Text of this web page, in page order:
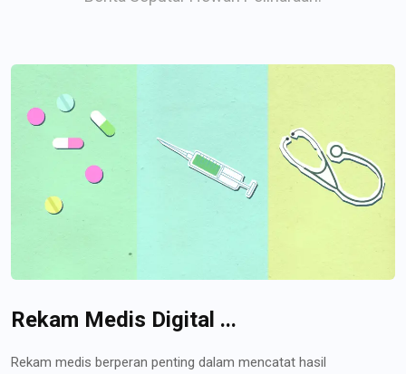
Rekam Medis Digital ...
Rekam medis berperan penting dalam mencatat hasil